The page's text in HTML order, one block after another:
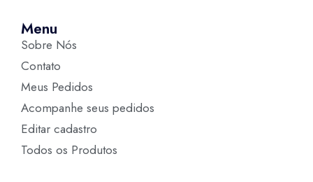
Menu
Sobre Nós
Contato
Meus Pedidos
Acompanhe seus pedidos
Editar cadastro
Todos os Produtos